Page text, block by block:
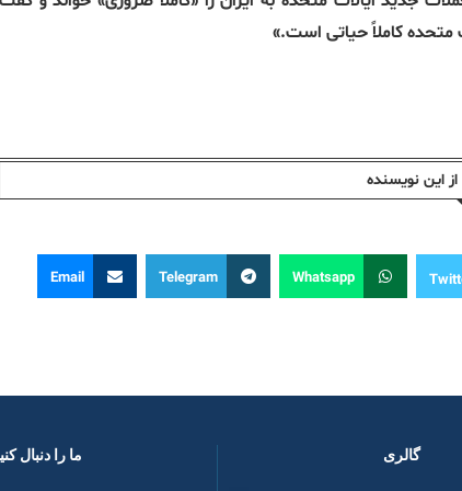
کاملاً حیاتی است.»
این نویسندە
Whatsapp
Telegram
Email
گالری ما را دنبال